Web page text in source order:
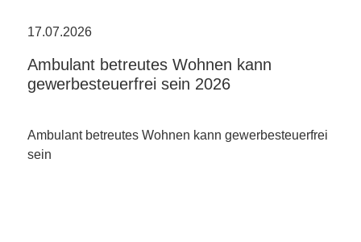
17.07.2026
Ambulant betreutes Wohnen kann
gewerbesteuerfrei sein 2026
Ambulant betreutes Wohnen kann gewerbesteuerfrei
sein